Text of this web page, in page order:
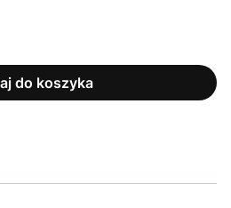
do koszyka